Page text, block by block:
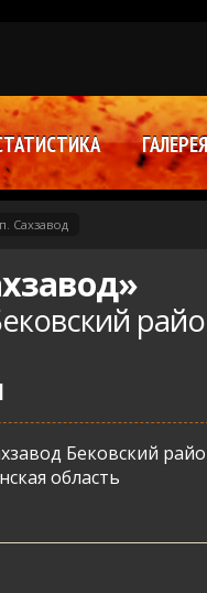
Бековский
область
п. Сахзавод
ГАЛЕРЕЯ